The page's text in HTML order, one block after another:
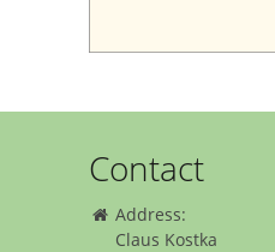
Contact
Address:
Claus Kostka